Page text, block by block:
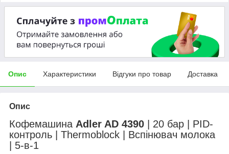
Опис Характеристики Відгуки про товар Доставка
Опис
Кофемашина Adler AD 4390 | 20 бар | PID-
контроль | Thermoblock | Вспінювач молока
| 5-в-1